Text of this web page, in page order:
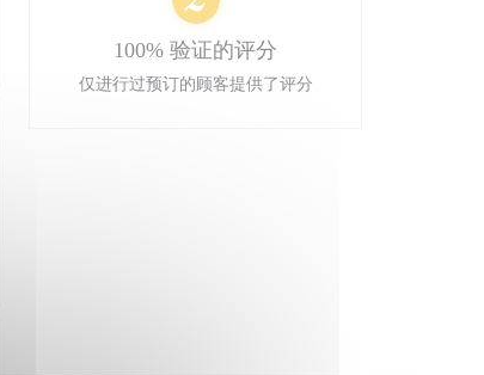
100% 验证的评分
仅进行过预订的顾客提供了评分